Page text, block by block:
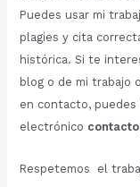
Puedes usar mi
plagies y cita
histórica. Si te
blog o de mi trabajo
en contacto,
electrónico
Respetemos el